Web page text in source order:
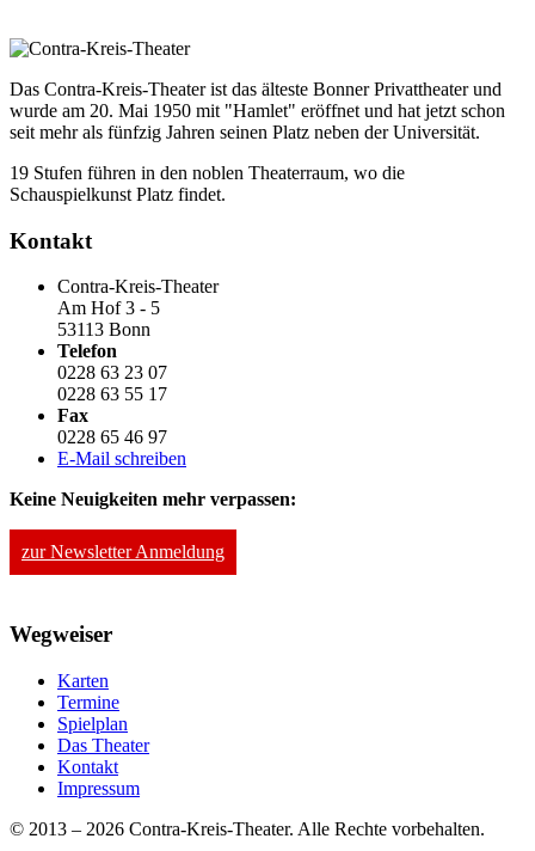
Das Contra-Kreis-Theater ist das älteste Bonner Privattheater und
wurde am 20. Mai 1950 mit "Hamlet" eröffnet und hat jetzt schon
seit mehr als fünfzig Jahren seinen Platz neben der Universität.
19 Stufen führen in den noblen Theaterraum, wo die
Schauspielkunst Platz findet.
Kontakt
Contra-Kreis-Theater
Am Hof 3 - 5
53113 Bonn
Telefon
0228 63 23 07
0228 63 55 17
Fax
0228 65 46 97
E-Mail schreiben
Keine Neuigkeiten mehr verpassen:
zur Newsletter Anmeldung
Wegweiser
Karten
Termine
Spielplan
Das Theater
Kontakt
Impressum
© 2013 – 2026 Contra-Kreis-Theater. Alle Rechte vorbehalten.